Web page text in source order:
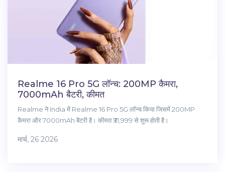
Realme 16 Pro 5G लॉन्च: 200MP कैमरा,
7000mAh बैटरी, कीमत
Realme ने India में Realme 16 Pro 5G लॉन्च किया जिसमें 200MP
कैमरा और 7000mAh बैटरी है। कीमत ₹31,999 से शुरू होती है।
मार्च, 26 2026